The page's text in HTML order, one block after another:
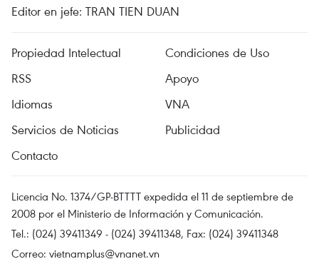
Editor en jefe: TRAN TIEN DUAN
Propiedad Intelectual
Condiciones de Uso
RSS
Apoyo
Idiomas
VNA
Servicios de Noticias
Publicidad
Contacto
Licencia No. 1374/GP-BTTTT expedida el 11 de septiembre de
2008 por el Ministerio de Información y Comunicación.
Tel.: (024) 39411349 - (024) 39411348, Fax: (024) 39411348
Correo: vietnamplus@vnanet.vn